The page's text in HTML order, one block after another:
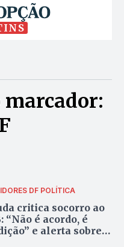
marcador:
DF POLÍTICA
critica socorro ao
“Não é acordo, é
e alerta sobre o